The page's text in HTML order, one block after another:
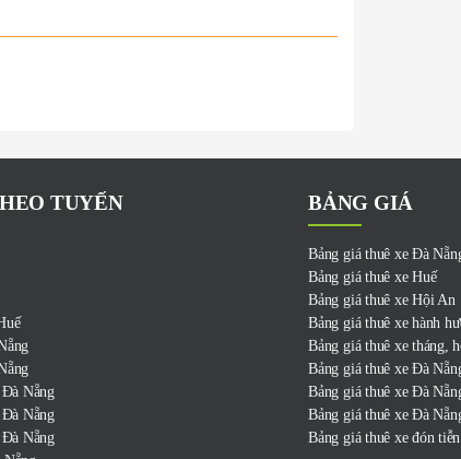
TUYẾN
Nẵng
Nẵng
Nẵng
BẢNG GIÁ
Bảng giá thuê xe Đà
Bảng giá thuê xe Huế
Bảng giá thuê xe Hội An
Bảng giá thuê xe hành
Bảng giá thuê xe tháng,
Bảng giá thuê xe Đà
Bảng giá thuê xe Đà
Bảng giá thuê xe Đà
Bảng giá thuê xe đón